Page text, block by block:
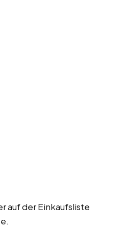
auf der Einkaufsliste